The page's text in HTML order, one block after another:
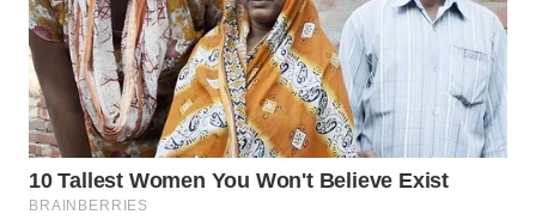
BEKASI
WN
BOGOR
WN
DEPOK